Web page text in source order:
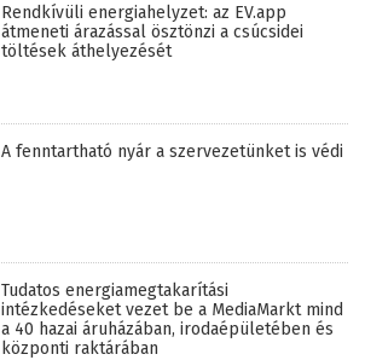
Rendkívüli energiahelyzet: az EV.app
átmeneti árazással ösztönzi a csúcsidei
töltések áthelyezését
A fenntartható nyár a szervezetünket is védi
Tudatos energiamegtakarítási
intézkedéseket vezet be a MediaMarkt mind
a 40 hazai áruházában, irodaépületében és
központi raktárában